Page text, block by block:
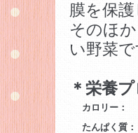
膜を保
そのほ
い野菜で
＊栄養
カロリー：
たんぱく質：